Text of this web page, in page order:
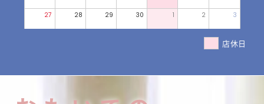
27 28 29 30 1 2 3
店休日